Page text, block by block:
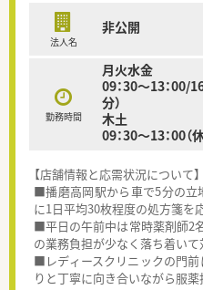
法人名
非公開
勤務時間
月火水金
09：30～13：00/
分）
木土
09：30～13：00（
【店舗情報と応需状況について】
■播磨高岡駅から車で5分の立
に1日平均30枚程度の処方箋を
■平日の午前中は常時薬剤師2
の業務負担が少なく落ち着いて
■レディースクリニックの門前
りと丁寧に向き合いながら服薬